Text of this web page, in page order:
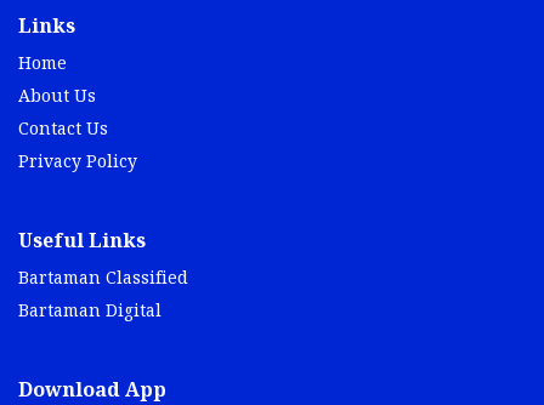
Links
Home
About Us
Contact Us
Privacy Policy
Useful Links
Bartaman Classified
Bartaman Digital
Download App